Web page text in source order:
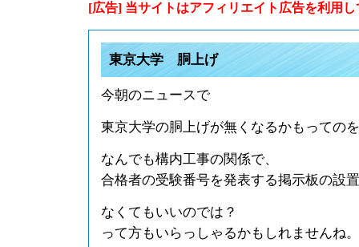
[広告] 当サイトはアフィリエイト広告を利用
東京大学 胴上げ
今朝のニュースで
東京大学の胴上げが無くなるかもっての
なんでも構内工事の関係で、
合格者の受験番号を発表する掲示板の設
なくてもいいのでは？
って方もいらっしゃるかもしれませんね。